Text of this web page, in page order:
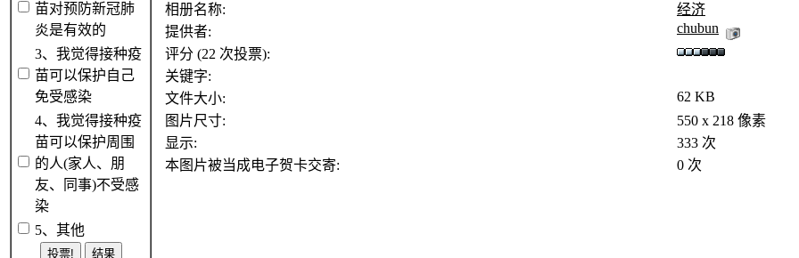
苗对预防新冠肺
炎是有效的
3、我觉得接种疫
苗可以保护自己
免受感染
4、我觉得接种疫
苗可以保护周围
的人(家人、朋
友、同事)不受感
染
5、其他
相册名称:
经济
提供者:
chubun
评分 (22 次投票):
关键字:
文件大小:
62 KB
图片尺寸:
550 x 218 像素
显示:
333 次
本图片被当成电子贺卡交寄:
0 次